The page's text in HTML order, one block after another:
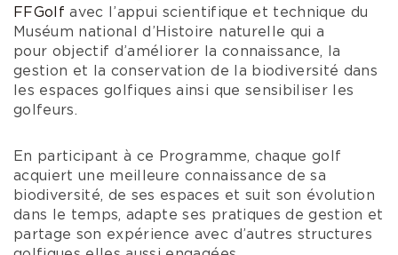
FFGolf avec l’appui scientifique et technique du
Muséum national d’Histoire naturelle qui a
pour objectif d’améliorer la connaissance, la
gestion et la conservation de la biodiversité dans
les espaces golfiques ainsi que sensibiliser les
golfeurs.
En participant à ce Programme, chaque golf
acquiert une meilleure connaissance de sa
biodiversité, de ses espaces et suit son évolution
dans le temps, adapte ses pratiques de gestion et
partage son expérience avec d’autres structures